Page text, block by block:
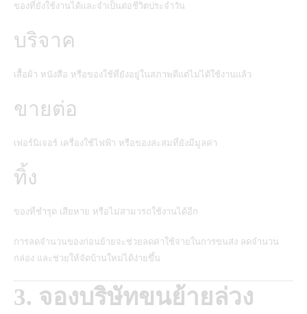
ของที่ยังใช้งานได้และจำเป็นต่อชีวิตประจำวัน
บริจาค
เสื้อผ้า หนังสือ หรือของใช้ที่ยังอยู่ในสภาพดีแต่ไม่ได้ใช้งานแล้ว
ขายต่อ
เฟอร์นิเจอร์ เครื่องใช้ไฟฟ้า หรือของสะสมที่ยังมีมูลค่า
ทิ้ง
ของที่ชำรุด เสียหาย หรือไม่สามารถใช้งานได้อีก
การลดจำนวนของก่อนย้ายจะช่วยลดค่าใช้จ่ายในการขนส่ง ลดจำนวน
กล่อง และช่วยให้จัดบ้านใหม่ได้ง่ายขึ้น
3. จองบริษัทขนย้ายล่วง